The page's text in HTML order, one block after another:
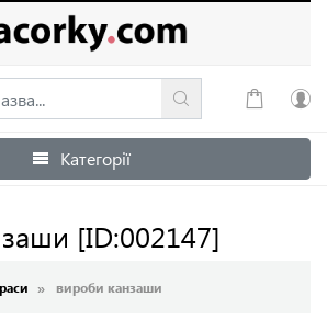
Увійти
Категорії
[ID:002147]
вироби канзаши